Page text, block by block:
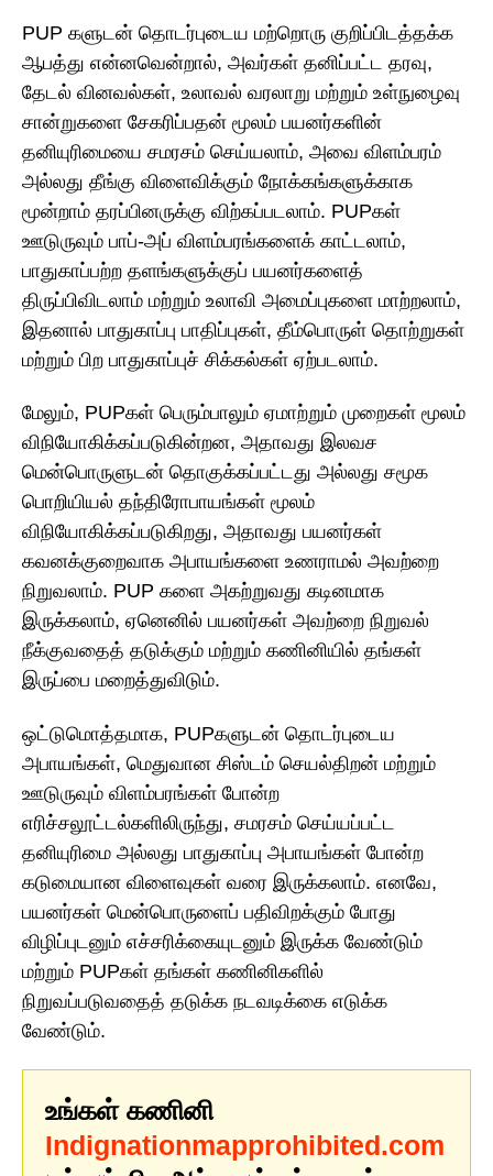
PUP களுடன் தொடர்புடைய மற்றொரு குறிப்பிடத்தக்க
ஆபத்து என்னவென்றால், அவர்கள் தனிப்பட்ட தரவு,
தேடல் வினவல்கள், உலாவல் வரலாறு மற்றும் உள்நுழைவு
சான்றுகளை சேகரிப்பதன் மூலம் பயனர்களின்
தனியுரிமையை சமரசம் செய்யலாம், அவை விளம்பரம்
அல்லது தீங்கு விளைவிக்கும் நோக்கங்களுக்காக
மூன்றாம் தரப்பினருக்கு விற்கப்படலாம். PUPகள்
ஊடுருவும் பாப்-அப் விளம்பரங்களைக் காட்டலாம்,
பாதுகாப்பற்ற தளங்களுக்குப் பயனர்களைத்
திருப்பிவிடலாம் மற்றும் உலாவி அமைப்புகளை மாற்றலாம்,
இதனால் பாதுகாப்பு பாதிப்புகள், தீம்பொருள் தொற்றுகள்
மற்றும் பிற பாதுகாப்புச் சிக்கல்கள் ஏற்படலாம்.
மேலும், PUPகள் பெரும்பாலும் ஏமாற்றும் முறைகள் மூலம்
விநியோகிக்கப்படுகின்றன, அதாவது இலவச
மென்பொருளுடன் தொகுக்கப்பட்டது அல்லது சமூக
பொறியியல் தந்திரோபாயங்கள் மூலம்
விநியோகிக்கப்படுகிறது, அதாவது பயனர்கள்
கவனக்குறைவாக அபாயங்களை உணராமல் அவற்றை
நிறுவலாம். PUP களை அகற்றுவது கடினமாக
இருக்கலாம், ஏனெனில் பயனர்கள் அவற்றை நிறுவல்
நீக்குவதைத் தடுக்கும் மற்றும் கணினியில் தங்கள்
இருப்பை மறைத்துவிடும்.
ஒட்டுமொத்தமாக, PUPகளுடன் தொடர்புடைய
அபாயங்கள், மெதுவான சிஸ்டம் செயல்திறன் மற்றும்
ஊடுருவும் விளம்பரங்கள் போன்ற
எரிச்சலூட்டல்களிலிருந்து, சமரசம் செய்யப்பட்ட
தனியுரிமை அல்லது பாதுகாப்பு அபாயங்கள் போன்ற
கடுமையான விளைவுகள் வரை இருக்கலாம். எனவே,
பயனர்கள் மென்பொருளைப் பதிவிறக்கும் போது
விழிப்புடனும் எச்சரிக்கையுடனும் இருக்க வேண்டும்
மற்றும் PUPகள் தங்கள் கணினிகளில்
நிறுவப்படுவதைத் தடுக்க நடவடிக்கை எடுக்க
வேண்டும்.
உங்கள் கணினி
Indignationmapprohibited.com